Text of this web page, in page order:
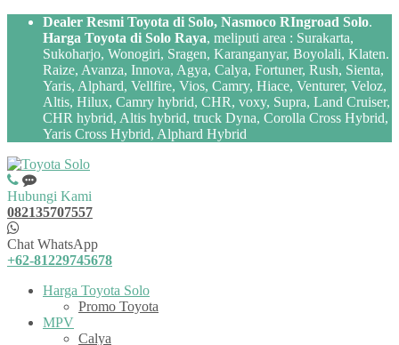
Dealer Resmi Toyota di Solo, Nasmoco RIngroad Solo.
Harga Toyota di Solo Raya, meliputi area : Surakarta,
Sukoharjo, Wonogiri, Sragen, Karanganyar, Boyolali, Klaten.
Raize, Avanza, Innova, Agya, Calya, Fortuner, Rush, Sienta,
Yaris, Alphard, Vellfire, Vios, Camry, Hiace, Venturer, Veloz,
Altis, Hilux, Camry hybrid, CHR, voxy, Supra, Land Cruiser,
CHR hybrid, Altis hybrid, truck Dyna, Corolla Cross Hybrid,
Yaris Cross Hybrid, Alphard Hybrid
Hubungi Kami
082135707557
Chat WhatsApp
+62-81229745678
Harga Toyota Solo
Promo Toyota
MPV
Calya